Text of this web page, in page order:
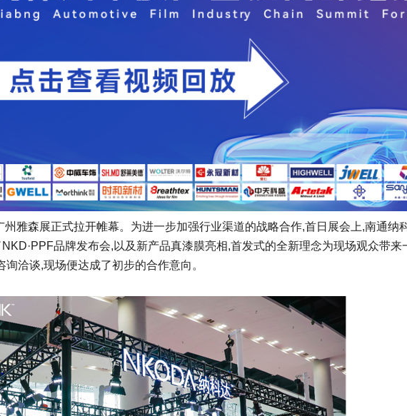
雅森展正式拉开帷幕。为进一步加强行业渠道的战略合作,首日展会上,南通纳
品牌发布会,以及新产品真漆膜亮相,首发式的全新理念为现场观众带来
洽谈,现场便达成了初步的合作意向。